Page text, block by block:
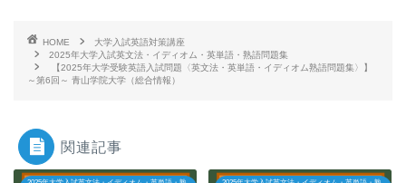
HOME
大学入試英語対策講座
2025年大学入試英文法・イディオム・英単語・熟語問題集
【2025年大学受験英語入試問題〈英文法・英単語・イディオム熟語問題集〉】
～第6回～ 青山学院大学（総合情報）
関連記事